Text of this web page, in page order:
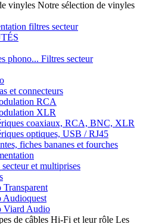
Notre sélection de vinyles
filtres secteur
phono... Filtres secteur
et connecteurs
RCA
XLR
coaxiaux, RCA, BNC, XLR
optiques, USB / RJ45
fiches bananes et fourches
et multiprises
Transparent
Audioquest
Viard Audio
Les